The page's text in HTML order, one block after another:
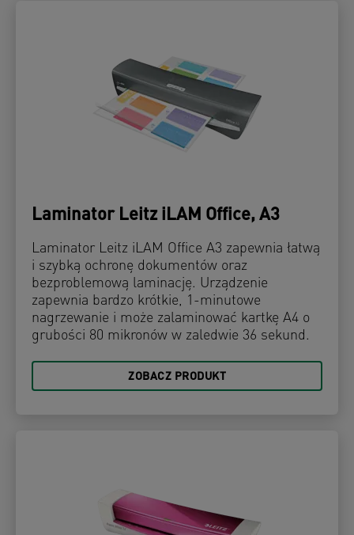
Laminator Leitz iLAM Office, A3
Laminator Leitz iLAM Office A3 zapewnia łatwą
i szybką ochronę dokumentów oraz
bezproblemową laminację. Urządzenie
zapewnia bardzo krótkie, 1-minutowe
nagrzewanie i może zalaminować kartkę A4 o
grubości 80 mikronów w zaledwie 36 sekund.
ZOBACZ PRODUKT